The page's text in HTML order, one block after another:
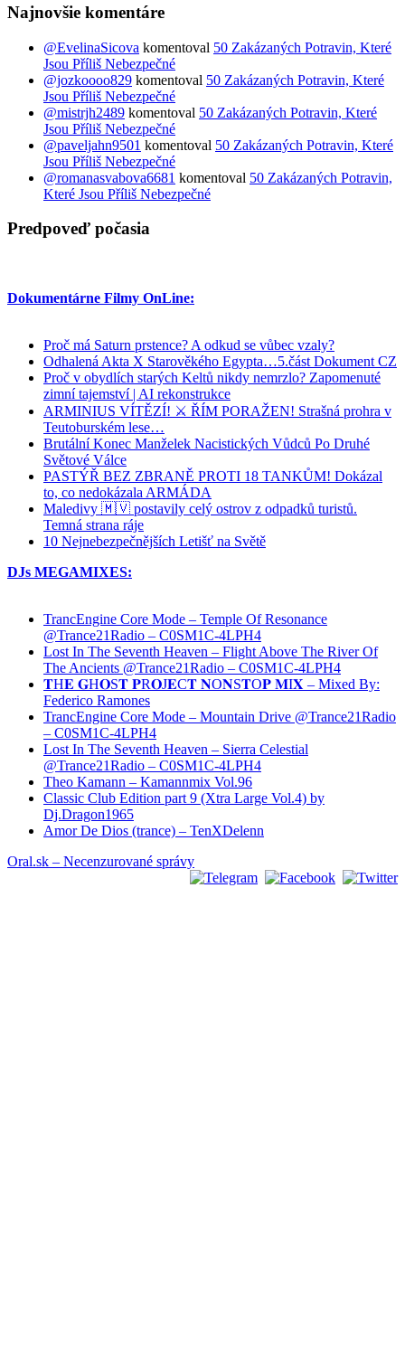
Najnovšie komentáre
@EvelinaSicova komentoval 50 Zakázaných Potravin, Které
Jsou Příliš Nebezpečné
@jozkoooo829 komentoval 50 Zakázaných Potravin, Které
Jsou Příliš Nebezpečné
@mistrjh2489 komentoval 50 Zakázaných Potravin, Které
Jsou Příliš Nebezpečné
@paveljahn9501 komentoval 50 Zakázaných Potravin, Které
Jsou Příliš Nebezpečné
@romanasvabova6681 komentoval 50 Zakázaných Potravin,
Které Jsou Příliš Nebezpečné
Predpoveď počasia
Dokumentárne Filmy OnLine:
Proč má Saturn prstence? A odkud se vůbec vzaly?
Odhalená Akta X Starověkého Egypta…5.část Dokument CZ
Proč v obydlích starých Keltů nikdy nemrzlo? Zapomenuté
zimní tajemství | AI rekonstrukce
ARMINIUS VÍTĚZÍ! ⚔️ ŘÍM PORAŽEN! Strašná prohra v
Teutoburském lese…
Brutální Konec Manželek Nacistických Vůdců Po Druhé
Světové Válce
PASTÝŘ BEZ ZBRANĚ PROTI 18 TANKŮM! Dokázal
to, co nedokázala ARMÁDA
Maledivy 🇲🇻 postavily celý ostrov z odpadků turistů.
Temná strana ráje
10 Nejnebezpečnějších Letišť na Světě
DJs MEGAMIXES:
TrancEngine Core Mode – Temple Of Resonance
@Trance21Radio – C0SM1C-4LPH4
Lost In The Seventh Heaven – Flight Above The River Of
The Ancients @Trance21Radio – C0SM1C-4LPH4
𝐓H𝐄 𝐆H𝐎S𝐓 𝐏R𝐎J𝐄C𝐓 𝐍O𝐍S𝐓O𝐏 𝐌I𝐗 – Mixed By:
Federico Ramones
TrancEngine Core Mode – Mountain Drive @Trance21Radio
– C0SM1C-4LPH4
Lost In The Seventh Heaven – Sierra Celestial
@Trance21Radio – C0SM1C-4LPH4
Theo Kamann – Kamannmix Vol.96
Classic Club Edition part 9 (Xtra Large Vol.4) by
Dj.Dragon1965
Amor De Dios (trance) – TenXDelenn
Oral.sk – Necenzurované správy